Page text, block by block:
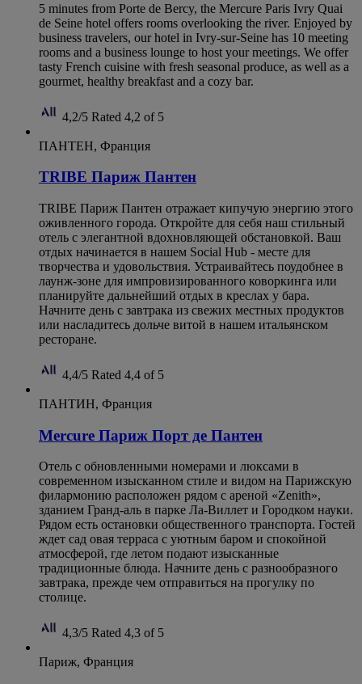
5 minutes from Porte de Bercy, the Mercure Paris Ivry Quai
de Seine hotel offers rooms overlooking the river. Enjoyed by
business travelers, our hotel in Ivry-sur-Seine has 10 meeting
rooms and a business lounge to host your meetings. We offer
tasty French cuisine with fresh seasonal produce, as well as a
gourmet, healthy breakfast and a cozy bar.
4,2/5 Rated 4,2 of 5
ПАНТЕН, Франция
TRIBE Париж Пантен
TRIBE Париж Пантен отражает кипучую энергию этого
оживленного города. Откройте для себя наш стильный
отель с элегантной вдохновляющей обстановкой. Ваш
отдых начинается в нашем Social Hub - месте для
творчества и удовольствия. Устраивайтесь поудобнее в
лаунж-зоне для импровизированного коворкинга или
планируйте дальнейший отдых в креслах у бара.
Начните день с завтрака из свежих местных продуктов
или насладитесь дольче витой в нашем итальянском
ресторане.
4,4/5 Rated 4,4 of 5
ПАНТИН, Франция
Mercure Париж Порт де Пантен
Отель с обновленными номерами и люксами в
современном изысканном стиле и видом на Парижскую
филармонию расположен рядом с ареной «Zenith»,
зданием Гранд-аль в парке Ла-Виллет и Городком науки.
Рядом есть остановки общественного транспорта. Гостей
ждет сад овая терраса с уютным баром и спокойной
атмосферой, где летом подают изысканные
традиционные блюда. Начните день с разнообразного
завтрака, прежде чем отправиться на прогулку по
столице.
4,3/5 Rated 4,3 of 5
Париж, Франция